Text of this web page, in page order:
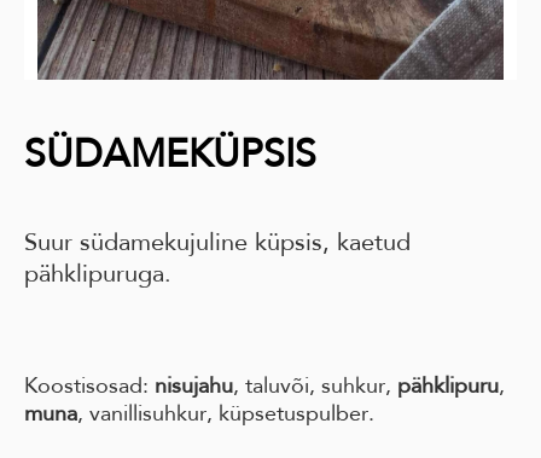
SÜDAMEKÜPSIS
Suur südamekujuline küpsis, kaetud
pähklipuruga.
Koostisosad: nisujahu, taluvõi, suhkur, pähklipuru,
muna, vanillisuhkur, küpsetuspulber.